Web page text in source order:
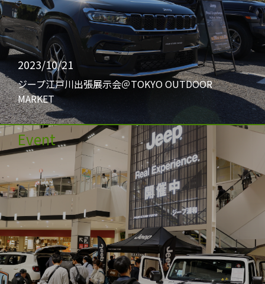
2023/10/21
ジープ江戸川出張展示会＠TOKYO OUTDOOR
MARKET
Event